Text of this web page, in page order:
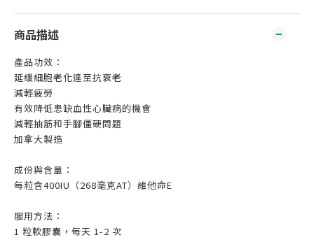
商品描述
產品功效：
延緩細胞老化達至抗衰老
減輕疲勞
有效降低患缺血性心臟病的機會
減輕抽筋和手腳僵硬問題
加拿大製造
成份與含量：
每粒含400IU（268毫克AT）維他命E
服用方法：
1 粒軟膠囊，每天 1-2 次